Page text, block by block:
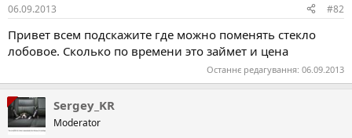
06.09.2013 #82
Привет всем подскажите где можно поменять стекло
лобовое. Сколько по времени это займет и цена
Останнє редагування: 06.09.2013
Sergey_KR
Moderator